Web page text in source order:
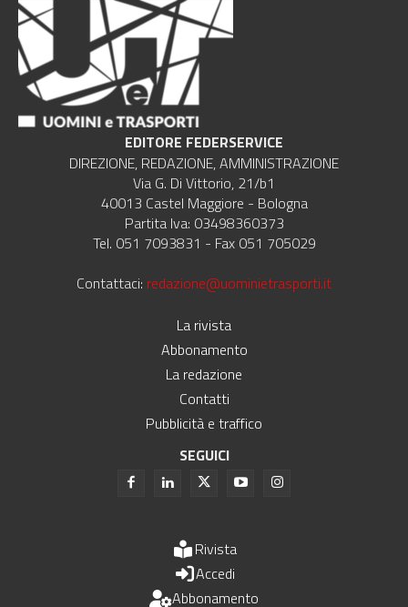
EDITORE FEDERSERVICE
DIREZIONE, REDAZIONE, AMMINISTRAZIONE
Via G. Di Vittorio, 21/b1
40013 Castel Maggiore - Bologna
Partita Iva: 03498360373
Tel. 051 7093831 - Fax 051 705029
Contattaci: redazione@uominietrasporti.it
La rivista
Abbonamento
La redazione
Contatti
Pubblicità e traffico
SEGUICI
Rivista
Accedi
Abbonamento